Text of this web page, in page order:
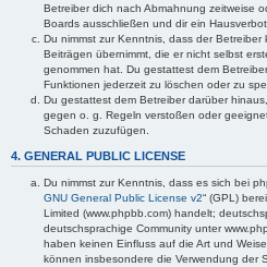
Betreiber dich nach Abmahnung zeitweise
Boards ausschließen und dir ein Hausverbot
Du nimmst zur Kenntnis, dass der
Beiträgen übernimmt, die er nicht selbst
genommen hat. Du gestattest dem
Funktionen jederzeit zu löschen oder zu
Du gestattest dem Betreiber darüber
gegen o. g. Regeln verstoßen oder
Schaden zuzufügen.
4. GENERAL PUBLIC LICENSE
Du nimmst zur Kenntnis, dass es sich bei
GNU General Public License v2“ (GPL)
Limited (www.phpbb.com) handelt;
deutschsprachige Community unter
haben keinen Einfluss auf die Art und
können insbesondere die Verwendung der